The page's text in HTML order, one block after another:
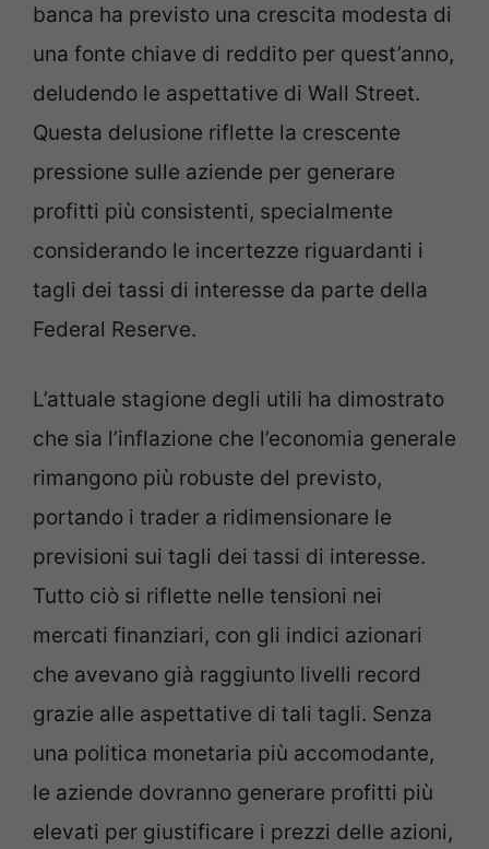
banca ha previsto una crescita modesta di
una fonte chiave di reddito per quest’anno,
deludendo le aspettative di Wall Street.
Questa delusione riflette la crescente
pressione sulle aziende per generare
profitti più consistenti, specialmente
considerando le incertezze riguardanti i
tagli dei tassi di interesse da parte della
Federal Reserve.
L’attuale stagione degli utili ha dimostrato
che sia l’inflazione che l’economia generale
rimangono più robuste del previsto,
portando i trader a ridimensionare le
previsioni sui tagli dei tassi di interesse.
Tutto ciò si riflette nelle tensioni nei
mercati finanziari, con gli indici azionari
che avevano già raggiunto livelli record
grazie alle aspettative di tali tagli. Senza
una politica monetaria più accomodante,
le aziende dovranno generare profitti più
elevati per giustificare i prezzi delle azioni,